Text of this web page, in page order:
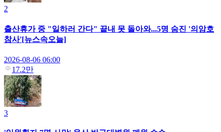
2
출산휴가 중 "일하러 간다" 끝내 못 돌아와...5명 숨진 '의암호
참사'[뉴스속오늘]
2026-08-06 06:00
17.2만
3